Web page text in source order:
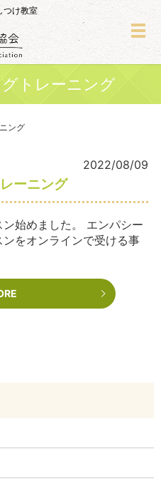
つけ教室
メ
トレーニング
ング
2022/08/09
ーニング
始めました。 エンパシー
をオンラインで受ける事